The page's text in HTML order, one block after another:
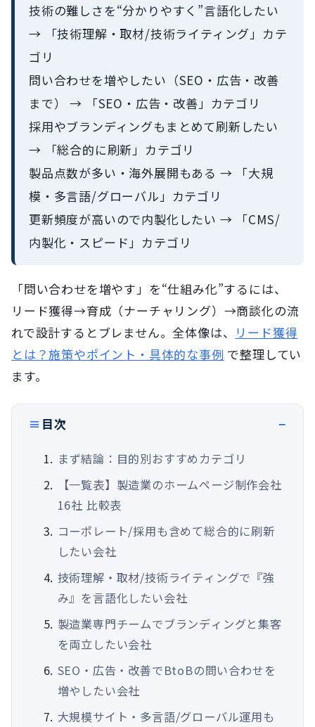
技術の難しさを“分かりやすく”言語化したい
→ 「技術理解・取材/技術ライティング」カテ
ゴリ
問い合わせを増やしたい（SEO・広告・改善
まで） → 「SEO・広告・改善」カテゴリ
採用やブランディングもまとめて刷新したい
→ 「総合的に刷新」カテゴリ
製品点数が多い・海外展開もある → 「大規
模・多言語/グローバル」カテゴリ
更新頻度が高いので内製化したい → 「CMS/
内製化・スピード」カテゴリ
「問い合わせを増やす」を“仕組み化”するには、
リード獲得→育成（ナーチャリング）→商談化の流
れで設計するとブレません。全体像は、 リード獲得
とは？施策やポイント・具体的な事例 で整理してい
ます。
目次
まず結論：目的別おすすめカテゴリ
【一覧表】製造業のホームページ制作会社
16社 比較表
コーポレート/採用も含めて総合的に刷新
したい会社
技術理解・取材/技術ライティングで『強
み』を言語化したい会社
製造業専門チームでブランディングと集客
を両立したい会社
SEO・広告・改善でBtoBの問い合わせを
増やしたい会社
大規模サイト・多言語/グローバル運用も